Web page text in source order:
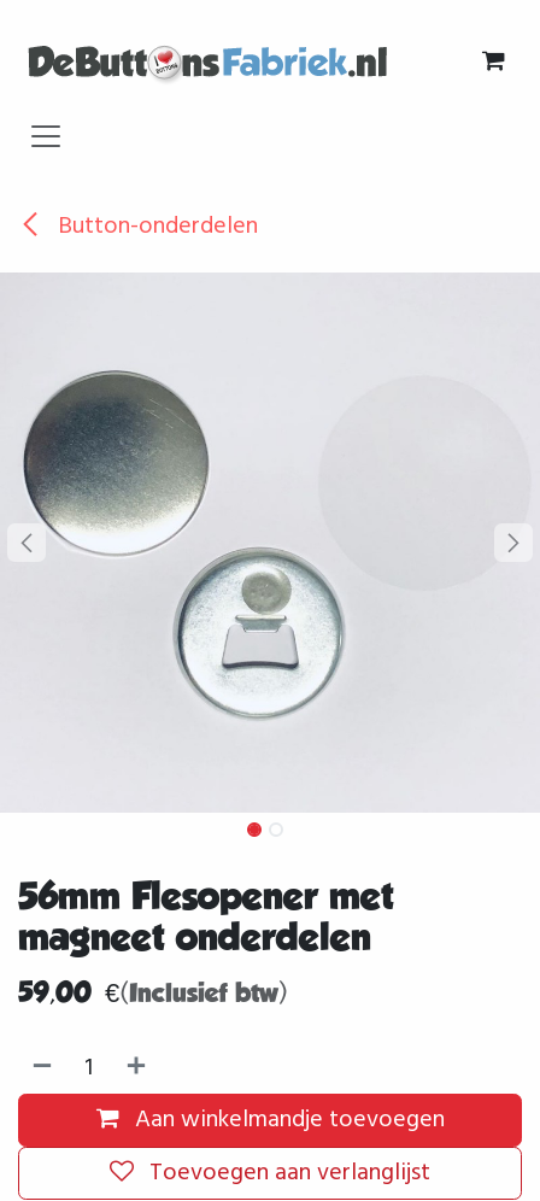
Button-onderdelen
56mm Flesopener met
magneet onderdelen
59,00 €(Inclusief btw)
Aan winkelmandje toevoegen
Toevoegen aan verlanglijst